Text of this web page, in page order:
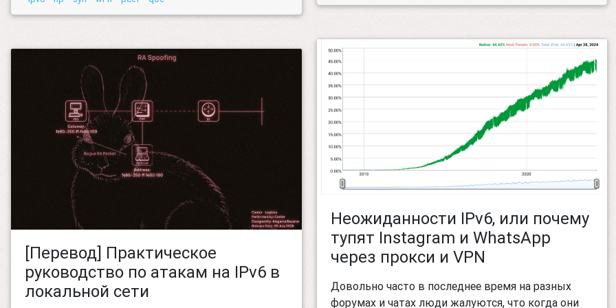
[Перевод] Практическое
руководство по атакам на IPv6 в
локальной сети
Неожиданности IPv6, или почему
тупят Instagram и WhatsApp
через прокси и VPN
Довольно часто в последнее время на разных
форумах и чатах люди жалуются, что когда они